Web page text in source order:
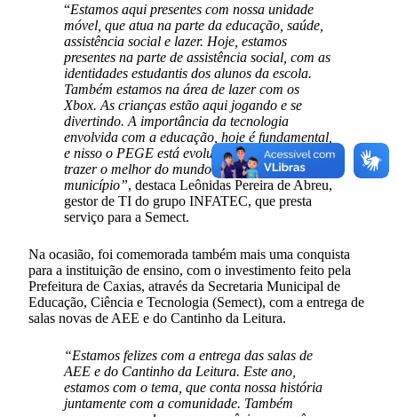
“Estamos aqui presentes com nossa unidade
móvel, que atua na parte da educação, saúde,
assistência social e lazer. Hoje, estamos
presentes na parte de assistência social, com as
identidades estudantis dos alunos da escola.
Também estamos na área de lazer com os
Xbox. As crianças estão aqui jogando e se
divertindo. A importância da tecnologia
envolvida com a educação, hoje é fundamental,
e nisso o PEGE está evoluindo bastante para
trazer o melhor do mundo da tecnologia para o
município”, destaca Leônidas Pereira de Abreu,
gestor de TI do grupo INFATEC, que presta
serviço para a Semect.
Na ocasião, foi comemorada também mais uma conquista
para a instituição de ensino, com o investimento feito pela
Prefeitura de Caxias, através da Secretaria Municipal de
Educação, Ciência e Tecnologia (Semect), com a entrega de
salas novas de AEE e do Cantinho da Leitura.
“Estamos felizes com a entrega das salas de
AEE e do Cantinho da Leitura. Este ano,
estamos com o tema, que conta nossa história
juntamente com a comunidade. Também